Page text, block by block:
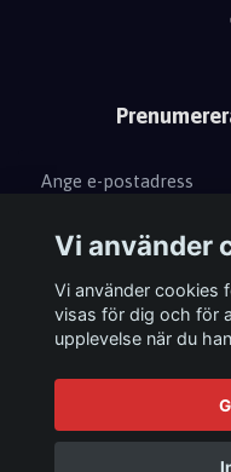
Vi använder
Vi använder cookies
visas för dig och för
upplevelse när du